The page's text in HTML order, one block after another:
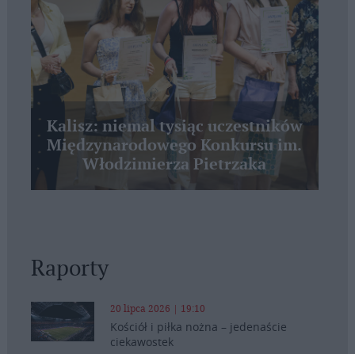
Kalisz: niemal tysiąc uczestników
Międzynarodowego Konkursu im.
Włodzimierza Pietrzaka
Raporty
20 lipca 2026 | 19:10
Kościół i piłka nożna – jedenaście
ciekawostek